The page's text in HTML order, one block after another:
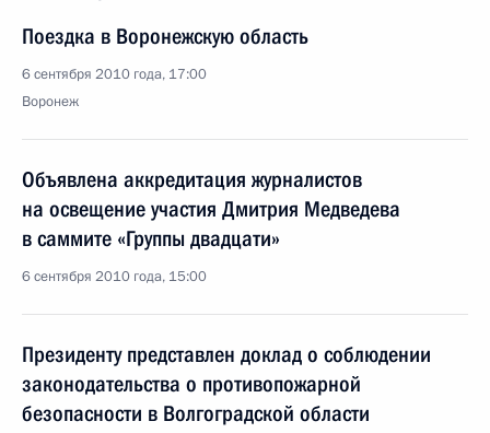
Поездка в Воронежскую область
6 сентября 2010 года, 17:00
Воронеж
Объявлена аккредитация журналистов
на освещение участия Дмитрия Медведева
в саммите «Группы двадцати»
6 сентября 2010 года, 15:00
Президенту представлен доклад о соблюдении
законодательства о противопожарной
безопасности в Волгоградской области